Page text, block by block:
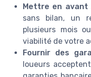
Mettre en avant
sans bilan, un
plusieurs mois
viabilité de votre
Fournir des
loueurs